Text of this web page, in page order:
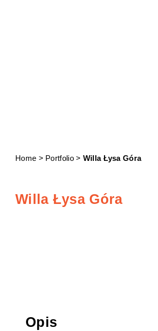
Home > Portfolio > Willa Łysa Góra
Willa Łysa Góra
Opis